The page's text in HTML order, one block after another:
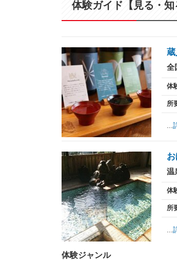
体験ガイド【見る・知
全
体
所
温
体
所
体験ジャンル